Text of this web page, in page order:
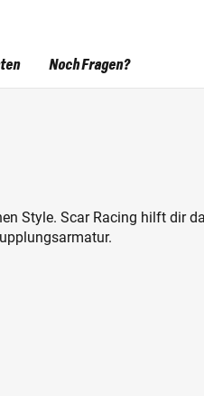
Style. Scar Racing hilft dir
Noch Fragen?